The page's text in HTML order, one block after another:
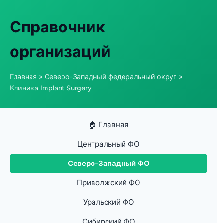
Справочник
организаций
Главная » Северо-Западный федеральный округ »
Клиника Implant Surgery
🏠 Главная
Центральный ФО
Северо-Западный ФО
Приволжский ФО
Уральский ФО